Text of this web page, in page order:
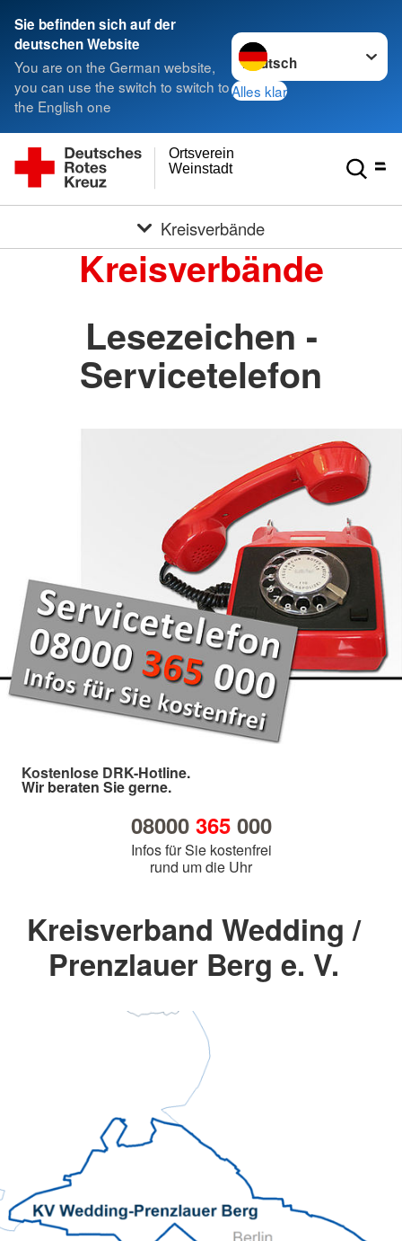
Sie befinden sich auf der
deutschen Website
You are on the German website,
you can use the switch to switch to
the English one
Sprache wechseln zu
Alles klar
Weinstadt
Ortsverein
Kreisverbände
Kreisverbände
Lesezeichen -
Servicetelefon
Kostenlose DRK-Hotline.
Wir beraten Sie gerne.
08000 365000
Infos für Sie kostenfrei
rund um die Uhr
Kreisverband Wedding /
Prenzlauer Berg e. V.